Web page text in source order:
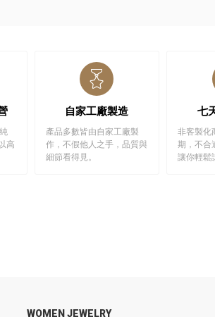
高
自家工廠製造
產品多數皆由自家工廠製
作，不假他人之手，品質與
細節看得見。
七
非客製化
期，不合
讓你輕鬆
WOMEN JEWELRY